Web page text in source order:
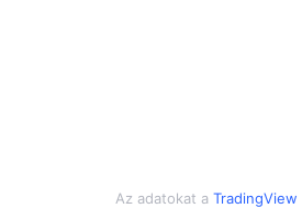
Az adatokat a TradingView